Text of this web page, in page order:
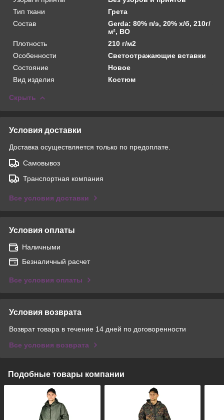
Тип ткани
Грета
Состав
Gerda: 80% п/э, 20% х/б, 210г/
м², ВО
Плотность
210 г/м2
Особенности
Светоотражающие вставки
Состояние
Новое
Вид изделия
Костюм
Скрыть
Условия доставки
Доставка осуществляется только по предоплате.
Самовывоз
Транспортная компания
Все условия доставки
Условия оплаты
Наличными
Безналичный расчет
Все условия оплаты
Условия возврата
Возврат товара в течение 14 дней по договоренности
Все условия возврата
Подобные товары компании